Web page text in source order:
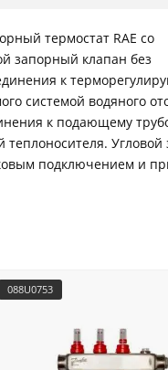
термостат RAE со
запорный клапан без
к
системой водяного
к подающему
подключением и
088U0753